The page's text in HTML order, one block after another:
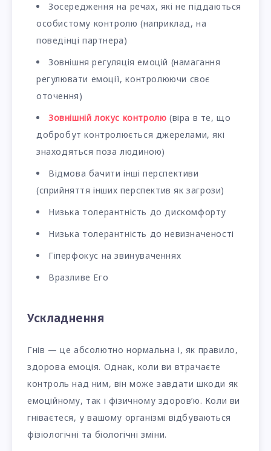
Зосередження на речах, які не піддаються
особистому контролю (наприклад, на
поведінці партнера)
Зовнішня регуляція емоцій (намагання
регулювати емоції, контролюючи своє
оточення)
Зовнішній локус контролю (віра в те, що
добробут контролюється джерелами, які
знаходяться поза людиною)
Відмова бачити інші перспективи
(сприйняття інших перспектив як загрози)
Низька толерантність до дискомфорту
Низька толерантність до невизначеності
Гіперфокус на звинуваченнях
Вразливе Его
Ускладнення
Гнів — це абсолютно нормальна і, як правило,
здорова емоція. Однак, коли ви втрачаєте
контроль над ним, він може завдати шкоди як
емоційному, так і фізичному здоров’ю. Коли ви
гніваєтеся, у вашому організмі відбуваються
фізіологічні та біологічні зміни.